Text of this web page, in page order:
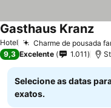
Hotel Charme de pousada
Gasthaus KranzVer
9,3 Excelente 1.011
Selecione as datas
exatos.